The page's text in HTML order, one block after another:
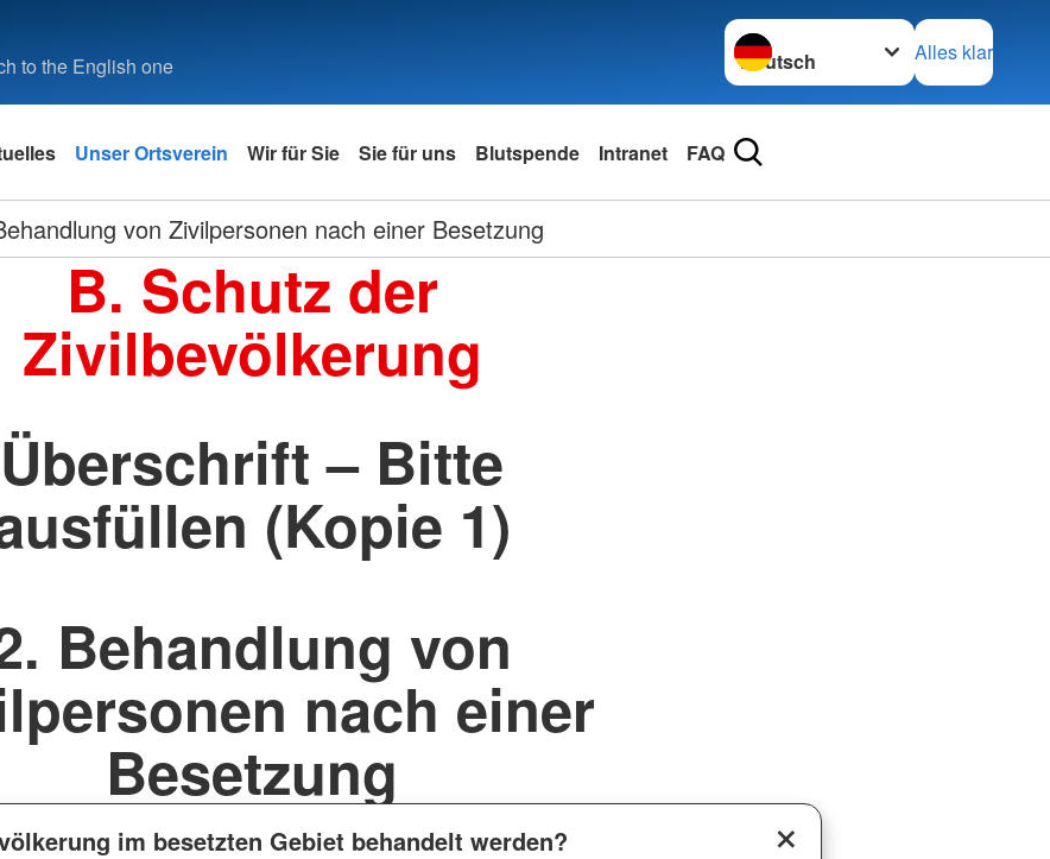
to the English one
Sprache wechseln zu
Alles klar
Unser Ortsverein Wir für Sie Sie für uns Blutspende Intranet FAQ
von Zivilpersonen nach einer Besetzung
B. Schutz der
Zivilbevölkerung
Überschrift – Bitte
(Kopie 1)
Behandlung von
nach einer
Besetzung
im besetzten Gebiet behandelt werden?